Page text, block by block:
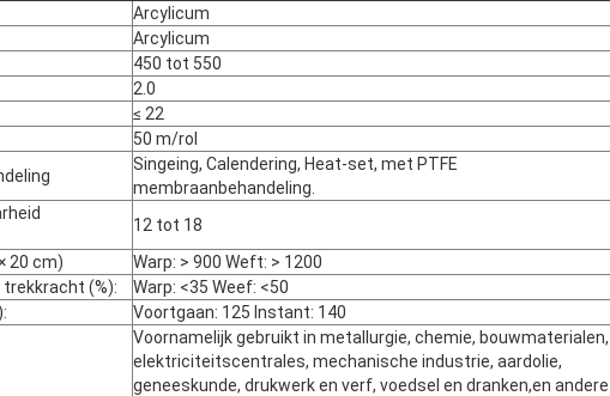
Arcylicum
Arcylicum
450 tot 550
2.0
≤ 22
50 m/rol
Singeing, Calendering, Heat-set, met PTFE
membraanbehandeling.
12 tot 18
20 cm)
Warp: > 900 Weft: > 1200
trekkracht (%):
Warp: <35 Weef: <50
Voortgaan: 125 Instant: 140
Voornamelijk gebruikt in metallurgie, chemie, bouwmaterialen,
elektriciteitscentrales, mechanische industrie, aardolie,
geneeskunde, drukwerk en verf, voedsel en dranken,en andere